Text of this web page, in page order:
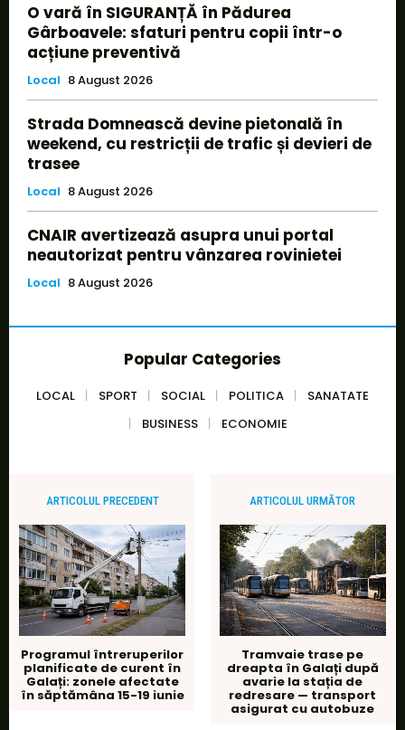
O vară în SIGURANȚĂ în Pădurea
Gârboavele: sfaturi pentru copii într-o
acțiune preventivă
Local 8 August 2026
Strada Domnească devine pietonală în
weekend, cu restricții de trafic și devieri de
trasee
Local 8 August 2026
CNAIR avertizează asupra unui portal
neautorizat pentru vânzarea rovinietei
Local 8 August 2026
Popular Categories
LOCAL SPORT SOCIAL POLITICA
SANATATE
BUSINESS
ECONOMIE
ARTICOLUL PRECEDENT
Programul întreruperilor
planificate de curent în
Galați: zonele afectate
în săptămâna 15-19 iunie
ARTICOLUL URMĂTOR
Tramvaie trase pe
dreapta în Galați după
avarie la stația de
redresare — transport
asigurat cu autobuze